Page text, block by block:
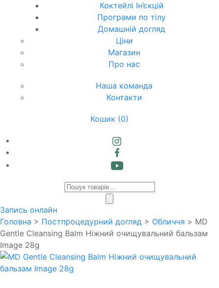
Коктейлі Ін’єкцій
Програми по тілу
Домашній догляд
Ціни
Магазин
Про нас
Наша команда
Контакти
Кошик (0)
Products
Запись онлайн
Головна > Постпроцедурний догляд > Обличчя > MD
Gentle Cleansing Balm Ніжний очищувальний бальзам
Image 28g